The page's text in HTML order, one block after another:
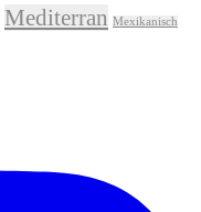
Mediterran Mexikanisch